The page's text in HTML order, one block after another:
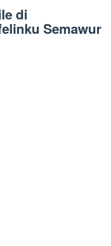
di
Semawur